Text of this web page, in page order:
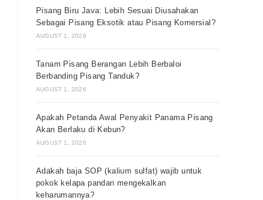
Pisang Biru Java: Lebih Sesuai Diusahakan
Sebagai Pisang Eksotik atau Pisang Komersial?
AUGUST 1, 2026
Tanam Pisang Berangan Lebih Berbaloi
Berbanding Pisang Tanduk?
AUGUST 1, 2026
Apakah Petanda Awal Penyakit Panama Pisang
Akan Berlaku di Kebun?
AUGUST 1, 2026
Adakah baja SOP (kalium sulfat) wajib untuk
pokok kelapa pandan mengekalkan
keharumannya?